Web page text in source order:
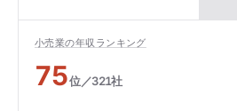
小売業の年収ランキング
75位／321社